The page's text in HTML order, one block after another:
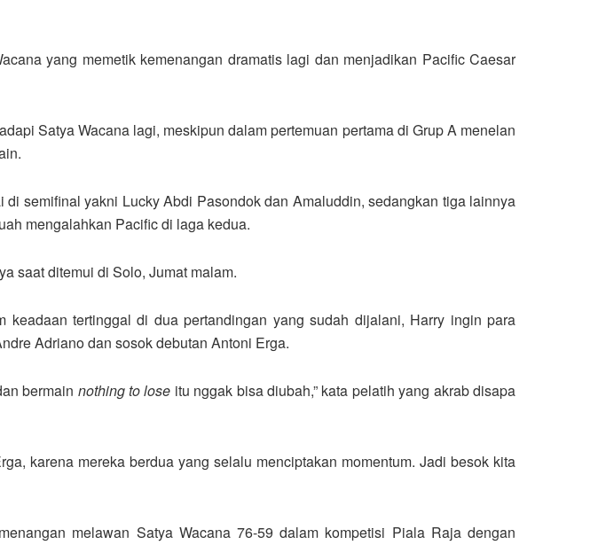
yang memetik kemenangan dramatis lagi dan menjadikan Pacific Caesar
Satya Wacana lagi, meskipun dalam pertemuan pertama di Grup A menelan
semifinal yakni Lucky Abdi Pasondok dan Amaluddin, sedangkan tiga lainnya
mengalahkan Pacific di laga kedua.
saat ditemui di Solo, Jumat malam.
tertinggal di dua pertandingan yang sudah dijalani, Harry ingin para
Adriano dan sosok debutan Antoni Erga.
bermain nothing to lose itu nggak bisa diubah,” kata pelatih yang akrab disapa
karena mereka berdua yang selalu menciptakan momentum. Jadi besok kita
melawan Satya Wacana 76-59 dalam kompetisi Piala Raja dengan